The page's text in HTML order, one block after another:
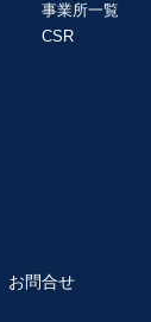
事業所一覧
CSR
お問合せ